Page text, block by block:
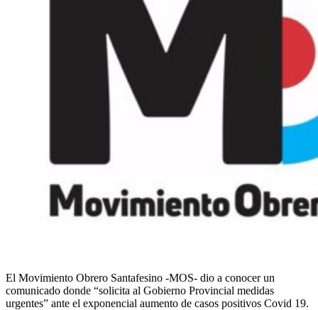
El Movimiento Obrero Santafesino -MOS- dio a conocer un
comunicado donde “solicita al Gobierno Provincial medidas
urgentes” ante el exponencial aumento de casos positivos Covid 19.